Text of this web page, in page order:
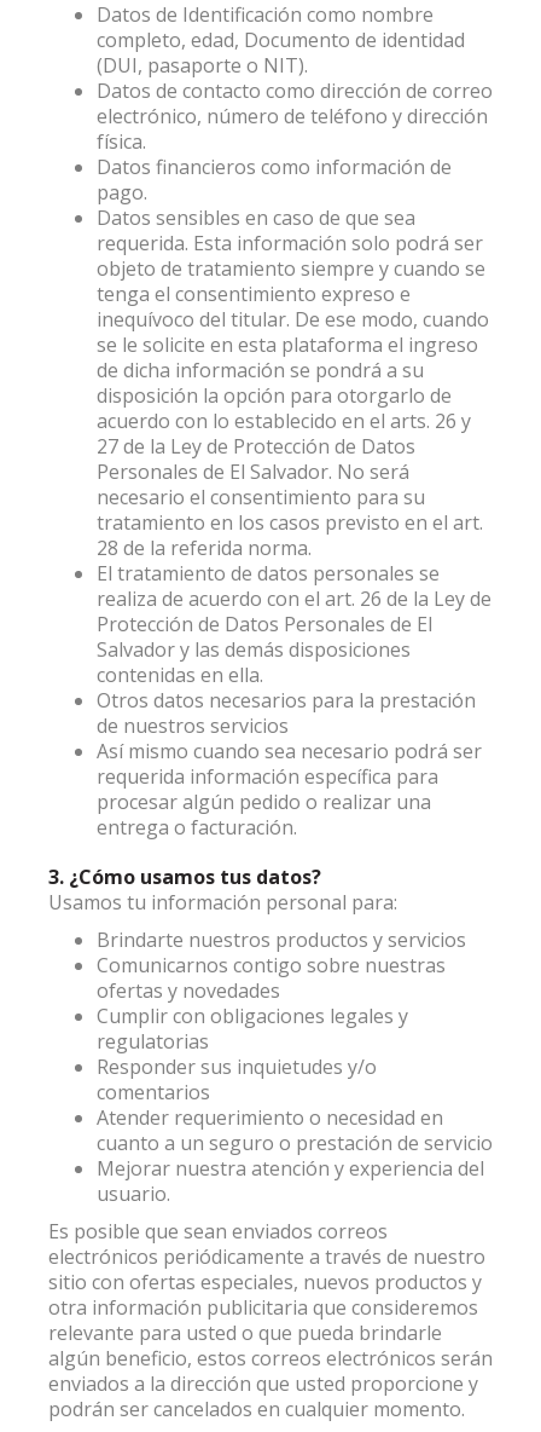
Datos de Identificación como nombre
completo, edad, Documento de identidad
(DUI, pasaporte o NIT).
Datos de contacto como dirección de correo
electrónico, número de teléfono y dirección
física.
Datos financieros como información de
pago.
Datos sensibles en caso de que sea
requerida. Esta información solo podrá ser
objeto de tratamiento siempre y cuando se
tenga el consentimiento expreso e
inequívoco del titular. De ese modo, cuando
se le solicite en esta plataforma el ingreso
de dicha información se pondrá a su
disposición la opción para otorgarlo de
acuerdo con lo establecido en el arts. 26 y
27 de la Ley de Protección de Datos
Personales de El Salvador. No será
necesario el consentimiento para su
tratamiento en los casos previsto en el art.
28 de la referida norma.
El tratamiento de datos personales se
realiza de acuerdo con el art. 26 de la Ley de
Protección de Datos Personales de El
Salvador y las demás disposiciones
contenidas en ella.
Otros datos necesarios para la prestación
de nuestros servicios
Así mismo cuando sea necesario podrá ser
requerida información específica para
procesar algún pedido o realizar una
entrega o facturación.
3. ¿Cómo usamos tus datos?
Usamos tu información personal para:
Brindarte nuestros productos y servicios
Comunicarnos contigo sobre nuestras
ofertas y novedades
Cumplir con obligaciones legales y
regulatorias
Responder sus inquietudes y/o
comentarios
Atender requerimiento o necesidad en
cuanto a un seguro o prestación de servicio
Mejorar nuestra atención y experiencia del
usuario.
Es posible que sean enviados correos
electrónicos periódicamente a través de nuestro
sitio con ofertas especiales, nuevos productos y
otra información publicitaria que consideremos
relevante para usted o que pueda brindarle
algún beneficio, estos correos electrónicos serán
enviados a la dirección que usted proporcione y
podrán ser cancelados en cualquier momento.